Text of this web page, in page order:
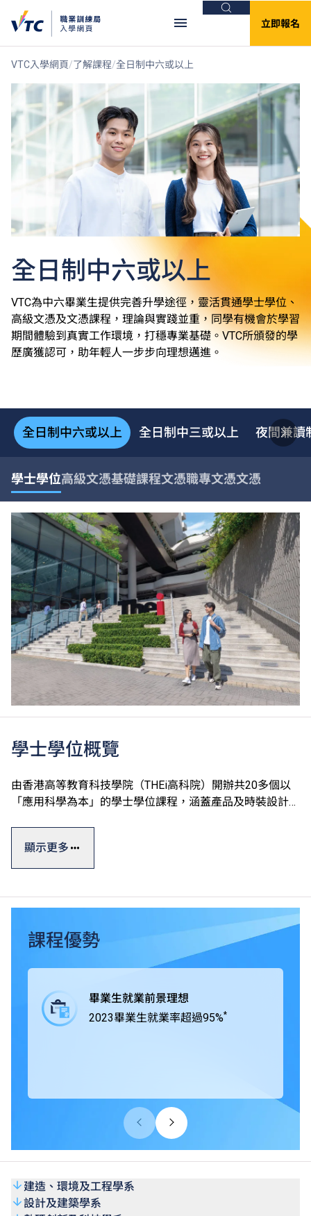
搜尋
立即報名
VTC入學網頁 了解課程 全日制中六或以上
全日制中六或以上
VTC為中六畢業生提供完善升學途徑，靈活貫通學士學位、
高級文憑及文憑課程，理論與實踐並重，同學有機會於學習
期間體驗到真實工作環境，打穩專業基礎。VTC所頒發的學
歷廣獲認可，助年輕人一步步向理想邁進。
全日制中六或以上 全日制中三或以上 夜間兼讀
學士學位高級文憑基礎課程文憑職專文憑文憑
學士學位概覽
由香港高等教育科技學院（THEi高科院）開辦共20多個以
「應用科學為本」的學士學位課程，涵蓋產品及時裝設計、
碼科技及創新商業七大學術領域。
知識，透過應用科學為本的教學方式及着重應用的課程設
計，確保學生能夠做到融會貫通，學以致用。THEi透過與
業界緊密合作，在課程中為學生提供工作綜合學習（Work-
integrated Learning, WIL），學生得以通過專題研習積極與
業界合作，獲取實戰經驗，所掌握的專業技術及知識可以應
THEi高科院所有學士學位課程均獲香港學術及職業資歷評
顯示更多
課程優勢
畢業生就業前景理想
2023畢業生就業率超過95%*
建造、環境及工程學系
設計及建築學系